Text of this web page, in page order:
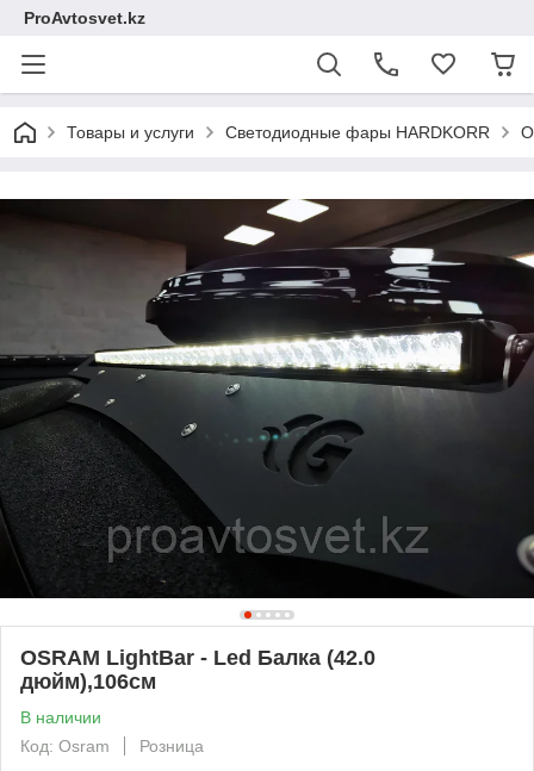
ProAvtosvet.kz
Товары и услуги Светодиодные фары HARDKORR
OSRAM LightBar - Led Балка (42.0
дюйм),106см
В наличии
Код: Osram
Розница